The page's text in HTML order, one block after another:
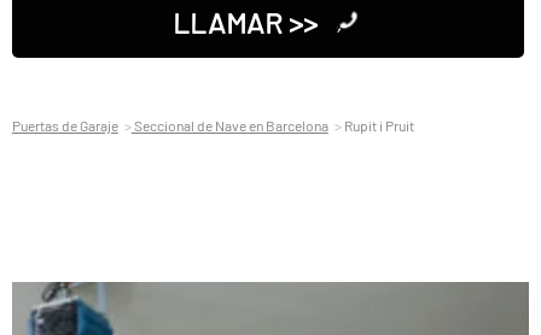
LLAMAR >>
Puertas de Garaje Seccional de Nave en Barcelona Rupit i Pruit